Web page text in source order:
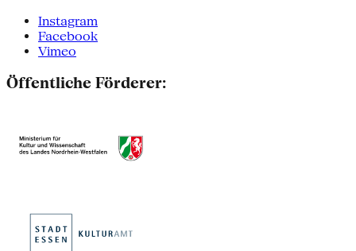
Instagram
Facebook
Vimeo
Öffentliche Förderer: